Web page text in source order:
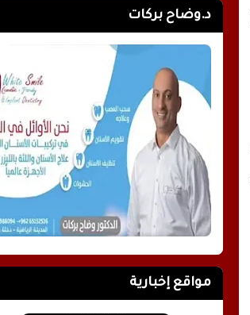
د.وضاح بركات
مواقع إخبارية